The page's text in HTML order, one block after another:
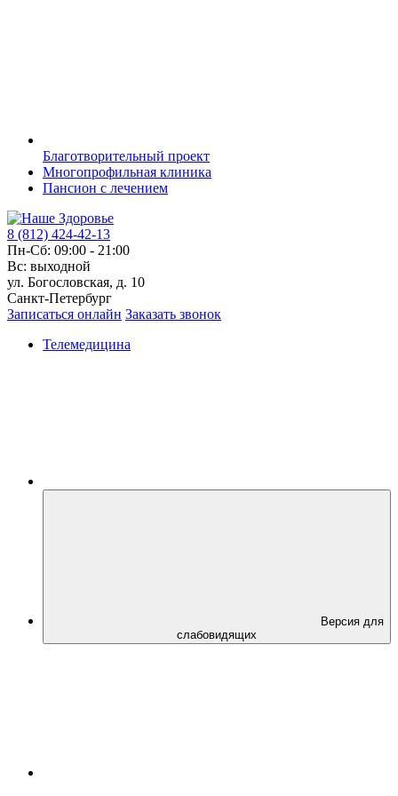
Благотворительный проект
Многопрофильная клиника
Пансион с лечением
8 (812) 424-42-13
Пн-Сб: 09:00 - 21:00
Вс: выходной
ул. Богословская, д. 10
Санкт-Петербург
Записаться онлайн Заказать звонок
Телемедицина
Версия для
слабовидящих